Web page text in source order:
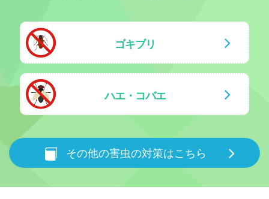
ゴキブリ
ハエ・コバエ
その他の害虫の対策はこちら